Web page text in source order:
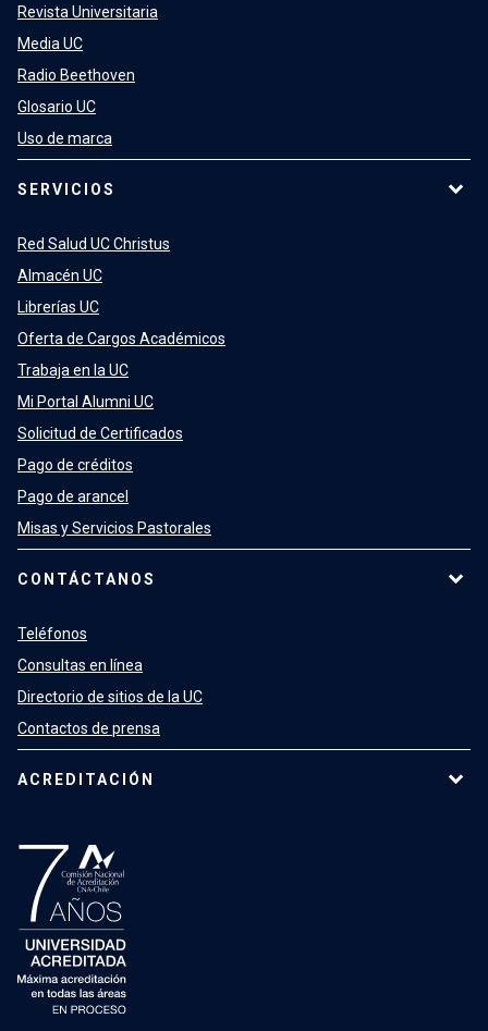
Revista Universitaria
Media UC
Radio Beethoven
Glosario UC
Uso de marca
SERVICIOS
Red Salud UC Christus
Almacén UC
Librerías UC
Oferta de Cargos Académicos
Trabaja en la UC
Mi Portal Alumni UC
Solicitud de Certificados
Pago de créditos
Pago de arancel
Misas y Servicios Pastorales
CONTÁCTANOS
Teléfonos
Consultas en línea
Directorio de sitios de la UC
Contactos de prensa
ACREDITACIÓN